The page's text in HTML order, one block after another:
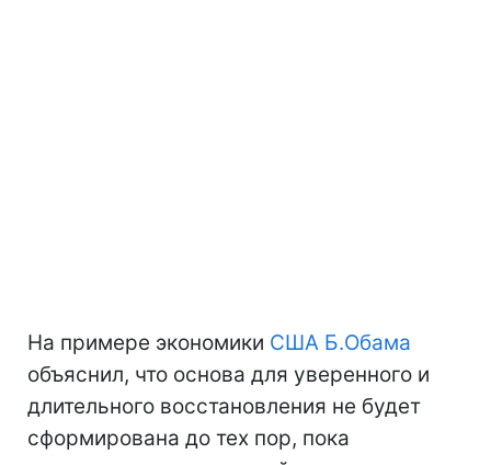
На примере экономики США Б.Обама
объяснил, что основа для уверенного и
длительного восстановления не будет
сформирована до тех пор, пока